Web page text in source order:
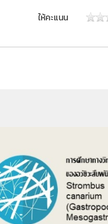
ให้คะแนน